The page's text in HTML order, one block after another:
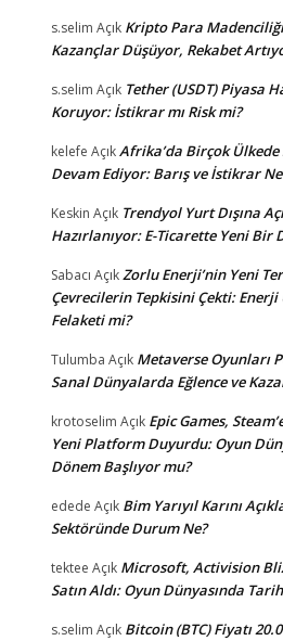
s.selim Açık Kripto Para
Kazançlar Düşüyor, Rekabet
s.selim Açık Tether (USDT) Piyasa
Koruyor: İstikrar mı Risk mi?
kelefe AçıkAfrika’da Birçok
Devam Ediyor: Barış ve İstikrar
Keskin Açık Trendyol Yurt Dışına
Hazırlanıyor: E-Ticarette Yeni Bir
Sabacı AçıkZorlu Enerji’nin Yeni
Çevrecilerin Tepkisini Çekti:
Felaketi mi?
Tulumba Açık Metaverse Oyunları
Sanal Dünyalarda Eğlence ve
krotoselim Açık Epic Games,
Yeni Platform Duyurdu: Oyun
Dönem Başlıyor mu?
edede Açık Bim Yarıyıl Karını
Sektöründe Durum Ne?
tektee Açık Microsoft, Activision
Satın Aldı: Oyun Dünyasında
s.selim Açık Bitcoin (BTC) Fiyatı